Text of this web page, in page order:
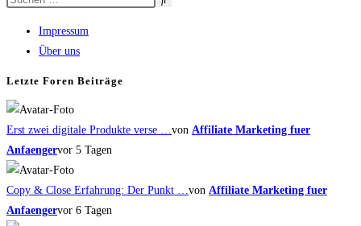
Impressum
Über uns
Letzte Foren Beiträge
Erst zwei digitale Produkte verse … von Affiliate Marketing fuer
Anfaengervor 5 Tagen
Copy & Close Erfahrung: Der Punkt … von Affiliate Marketing fuer
Anfaengervor 6 Tagen